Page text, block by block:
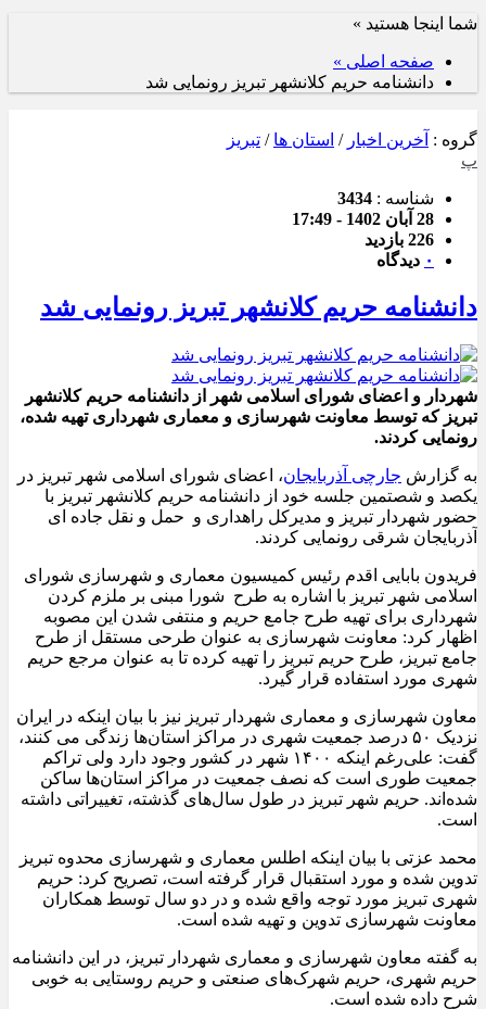
شما اینجا هستید »
صفحه اصلی »
دانشنامه حریم کلانشهر تبریز رونمایی شد
گروه : آخرین اخبار / استان ها / تبریز
پ
شناسه : 3434
28 آبان 1402 - 17:49
226 بازدید
۰ دیدگاه
دانشنامه حریم کلانشهر تبریز رونمایی شد
شهردار و اعضای شورای اسلامی شهر از دانشنامه حریم کلانشهر
تبریز که توسط معاونت شهرسازی و معماری شهرداری تهیه شده،
رونمایی کردند.
به گزارش جارچی آذربایجان، اعضای شورای اسلامی شهر تبریز در
یکصد و شصتمین جلسه خود از دانشنامه حریم کلانشهر تبریز با
حضور شهردار تبریز و مدیرکل راهداری و حمل و نقل جاده ای
آذربایجان شرقی رونمایی کردند.
فریدون بابایی اقدم رئیس کمیسیون معماری و شهرسازی شورای
اسلامی شهر تبریز با اشاره به طرح شورا مبنی بر ملزم کردن
شهرداری برای تهیه طرح جامع حریم و منتفی شدن این مصوبه
اظهار کرد: معاونت شهرسازی به عنوان طرحی مستقل از طرح
جامع تبریز، طرح حریم تبریز را تهیه کرده تا به عنوان مرجع حریم
شهری مورد استفاده قرار گیرد.
معاون شهرسازی و معماری شهردار تبریز نیز با بیان اینکه در ایران
نزدیک ۵۰ درصد جمعیت شهری در مراکز استان‌ها زندگی می کنند،
گفت: علی‌رغم اینکه ۱۴۰۰ شهر در کشور وجود دارد ولی تراکم
جمعیت طوری است که نصف جمعیت در مراکز استان‌ها ساکن
شده‌اند. حریم شهر تبریز در طول سال‌های گذشته، تغییراتی داشته
است.
محمد عزتی با بیان اینکه اطلس معماری و شهرسازی محدوه تبریز
تدوین شده و مورد استقبال قرار گرفته است، تصریح کرد: حریم
شهری تبریز مورد توجه واقع شده و در دو سال توسط همکاران
معاونت شهرسازی تدوین و تهیه شده است.
به گفته معاون شهرسازی و معماری شهردار تبریز، در این دانشنامه
حریم شهری، حریم شهرک‌های صنعتی و حریم روستایی به خوبی
شرح داده شده است.